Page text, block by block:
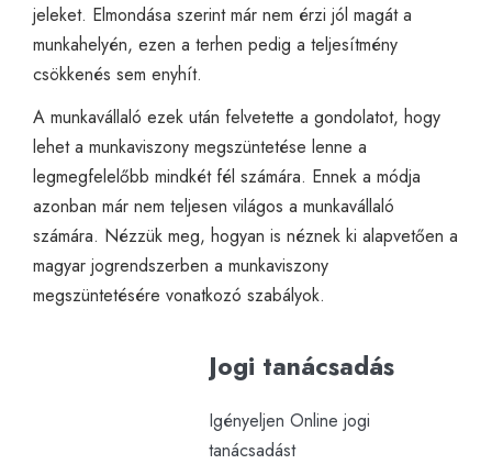
jeleket. Elmondása szerint már nem érzi jól magát a
munkahelyén, ezen a terhen pedig a teljesítmény
csökkenés sem enyhít.
A munkavállaló ezek után felvetette a gondolatot, hogy
lehet a munkaviszony megszüntetése lenne a
legmegfelelőbb mindkét fél számára. Ennek a módja
azonban már nem teljesen világos a munkavállaló
számára. Nézzük meg, hogyan is néznek ki alapvetően a
magyar jogrendszerben a munkaviszony
megszüntetésére vonatkozó szabályok.
Jogi tanácsadás
Igényeljen Online jogi
tanácsadást